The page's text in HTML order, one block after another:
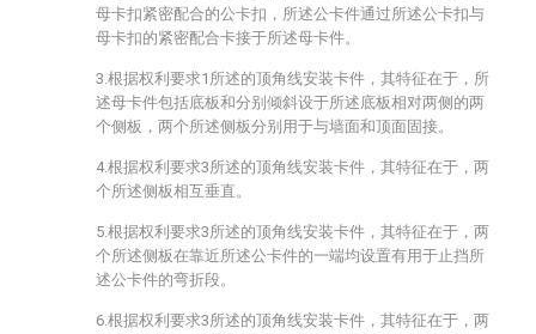
母卡扣紧密配合的公卡扣，所述公卡件通过所述公卡扣与
母卡扣的紧密配合卡接于所述母卡件。
3.根据权利要求1所述的顶角线安装卡件，其特征在于，所
述母卡件包括底板和分别倾斜设于所述底板相对两侧的两
个侧板，两个所述侧板分别用于与墙面和顶面固接。
4.根据权利要求3所述的顶角线安装卡件，其特征在于，两
个所述侧板相互垂直。
5.根据权利要求3所述的顶角线安装卡件，其特征在于，两
个所述侧板在靠近所述公卡件的一端均设置有用于止挡所
述公卡件的弯折段。
6.根据权利要求3所述的顶角线安装卡件，其特征在于，两